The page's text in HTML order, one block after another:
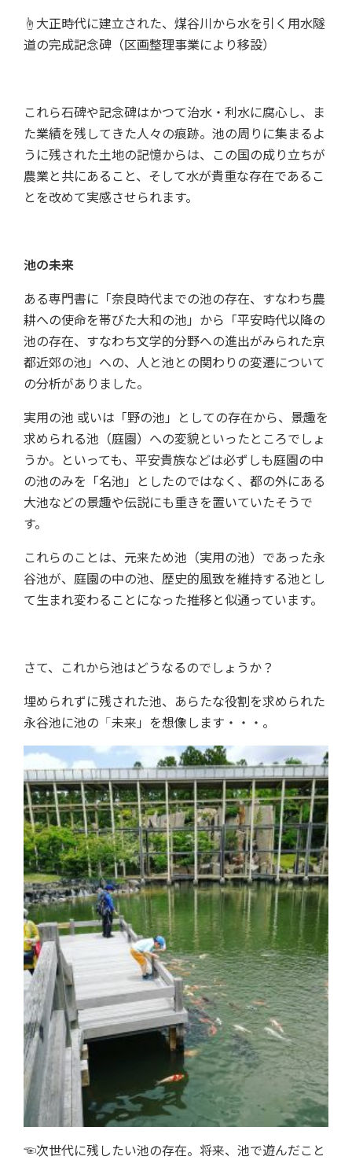
☝大正時代に建立された、煤谷川から水を引く用水隧
道の完成記念碑（区画整理事業により移設）
これら石碑や記念碑はかつて治水・利水に腐心し、ま
た業績を残してきた人々の痕跡。池の周りに集まるよ
うに残された土地の記憶からは、この国の成り立ちが
農業と共にあること、そして水が貴重な存在であるこ
とを改めて実感させられます。
池の未来
ある専門書に「奈良時代までの池の存在、すなわち農
耕への使命を帯びた大和の池」から「平安時代以降の
池の存在、すなわち文学的分野への進出がみられた京
都近郊の池」への、人と池との関わりの変遷について
の分析がありました。
実用の池 或いは「野の池」としての存在から、景趣を
求められる池（庭園）への変貌といったところでしょ
うか。といっても、平安貴族などは必ずしも庭園の中
の池のみを「名池」としたのではなく、都の外にある
大池などの景趣や伝説にも重きを置いていたそうで
す。
これらのことは、元来ため池（実用の池）であった永
谷池が、庭園の中の池、歴史的風致を維持する池とし
て生まれ変わることになった推移と似通っています。
さて、これから池はどうなるのでしょうか？
埋められずに残された池、あらたな役割を求められた
永谷池に池の 「未来」を想像します・・・。
☜次世代に残したい池の存在。将来、池で遊んだこと